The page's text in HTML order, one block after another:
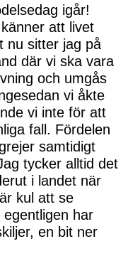
igår!
att livet
nu sitter jag på
där vi ska vara
och umgås
vi åkte
vi inte för att
fall. Fördelen
samtidigt
tycker alltid det
i landet när
kul att se
har
en bit ner